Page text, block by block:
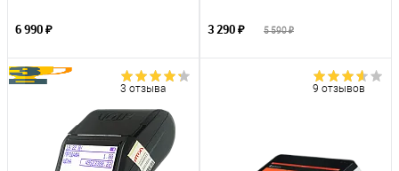
6 990 ₽ 3 290 ₽ 5 590 ₽
3 отзыва 9 отзывов